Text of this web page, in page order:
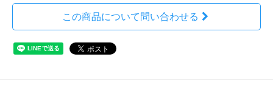
この商品について問い合わせる